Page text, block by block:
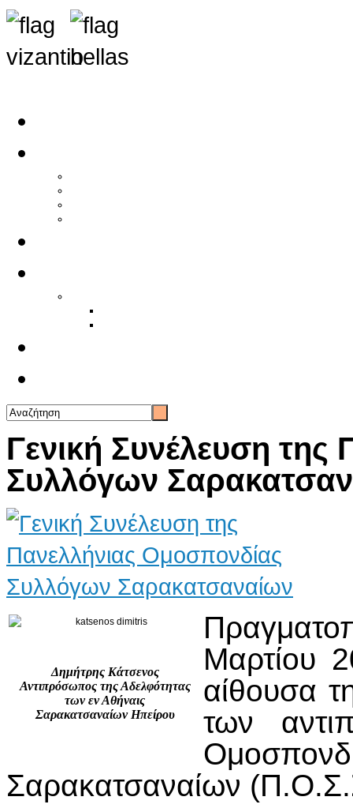
Γενική Συνέλευση
Συλλόγων
Δημήτρης Κάτσενος
Αντιπρόσωπος της Αδελφότητας
των εν Αθήναις
Σαρακατσαναίων Ηπείρου
Μαρτίου
αίθουσα
των
Σαρακατσαναίων